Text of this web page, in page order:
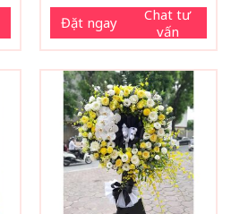
Đặt ngay
Chat tư
vấn